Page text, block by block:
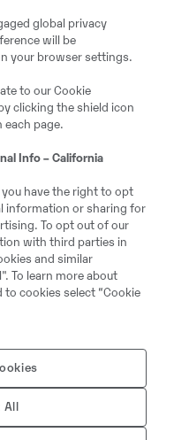
hållbarhetschef
sätt att redovisa
Gas, GHG, Protocol.
verksamheten.
och Scope 3 är
global privacy
will be
your browser settings.
to our Cookie
clicking the shield icon
page.
Info – California
you have the right to opt
information or sharing for
To opt out of our
with third parties in
and similar
To learn more about
cookies select “Cookie